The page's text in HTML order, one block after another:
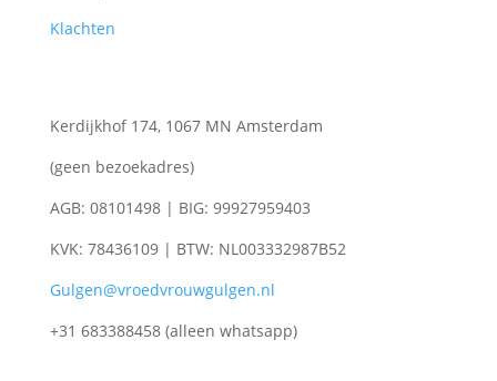
Klachten
Kerdijkhof 174, 1067 MN Amsterdam
(geen bezoekadres)
AGB: 08101498 | BIG: 99927959403
KVK: 78436109 | BTW: NL003332987B52
Gulgen@vroedvrouwgulgen.nl
+31 683388458 (alleen whatsapp)